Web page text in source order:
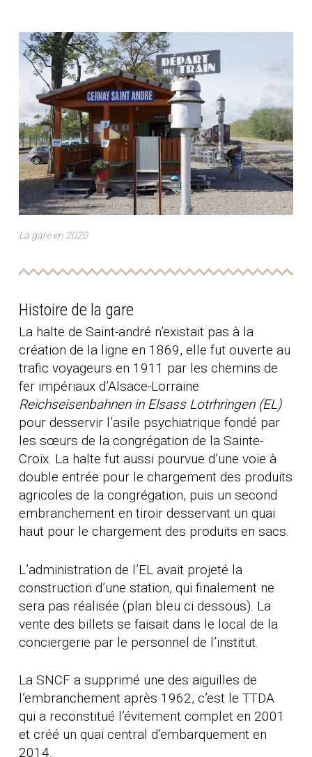
La gare en 2020
Histoire de la gare
La halte de Saint-andré n’existait pas à la
création de la ligne en 1869, elle fut ouverte au
trafic voyageurs en 1911 par les chemins de
fer impériaux d’Alsace-Lorraine
Reichseisenbahnen in Elsass Lotrhringen (EL)
pour desservir l’asile psychiatrique fondé par
les sœurs de la congrégation de la Sainte-
Croix. La halte fut aussi pourvue d’une voie à
double entrée pour le chargement des produits
agricoles de la congrégation, puis un second
embranchement en tiroir desservant un quai
haut pour le chargement des produits en sacs.
L’administration de l’EL avait projeté la
construction d’une station, qui finalement ne
sera pas réalisée (plan bleu ci dessous). La
vente des billets se faisait dans le local de la
conciergerie par le personnel de l’institut.
La SNCF a supprimé une des aiguilles de
l’embranchement après 1962, c’est le TTDA
qui a reconstitué l’évitement complet en 2001
et créé un quai central d’embarquement en
2014.